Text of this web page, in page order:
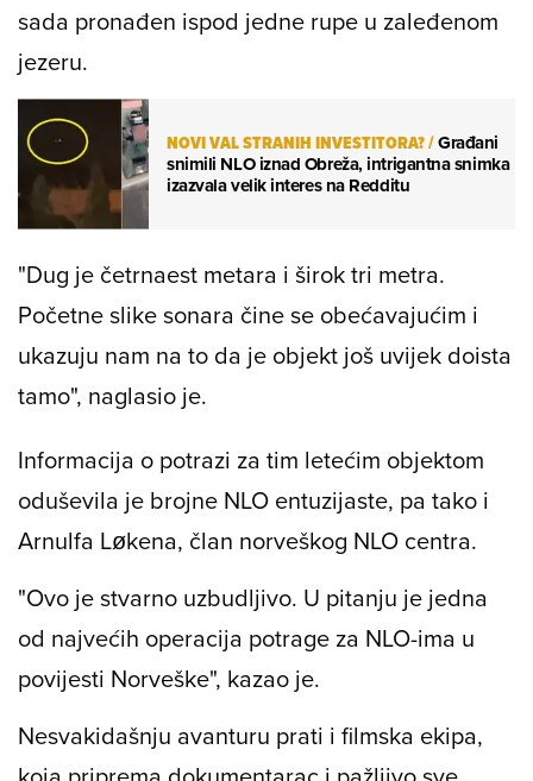
sada pronađen ispod jedne rupe u zaleđenom
jezeru.
NOVI VAL STRANIH INVESTITORA?/Građani
snimili NLO iznad Obreža, intrigantna snimka
izazvala velik interes na Redditu
"Dug je četrnaest metara i širok tri metra.
Početne slike sonara čine se obećavajućim i
ukazuju nam na to da je objekt još uvijek doista
tamo", naglasio je.
Informacija o potrazi za tim letećim objektom
oduševila je brojne NLO entuzijaste, pa tako i
Arnulfa Løkena, član norveškog NLO centra.
"Ovo je stvarno uzbudljivo. U pitanju je jedna
od najvećih operacija potrage za NLO-ima u
povijesti Norveške", kazao je.
Nesvakidašnju avanturu prati i filmska ekipa,